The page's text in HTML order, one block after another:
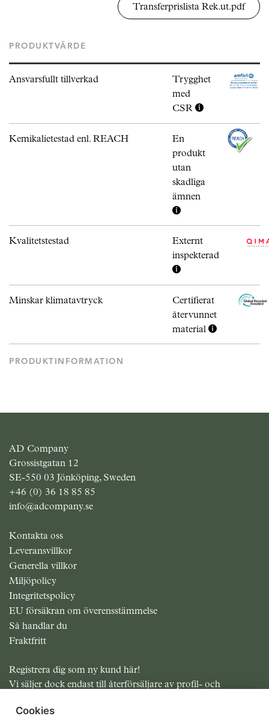
Transferprislista Rek.ut.pdf
PRODUKTVÄRDE
Ansvarsfullt tillverkad
Trygghet
med
CSR
Kemikalietestad enl. REACH
En
produkt
utan
skadliga
ämnen
Kvalitetstestad
Externt
inspekterad
Minskar klimatavtryck
Certifierat
återvunnet
material
PRODUKTINFORMATION
AD Company
Grossistgatan 12
SE-550 03 Jönköping, Sweden
+46 (0) 36 18 85 85
info@adcompany.se
Kontakta oss
Leveransvillkor
Generella villkor
Miljöpolicy
Integritetspolicy
EU försäkran om överensstämmelse
Så handlar du
Fraktfritt
Registrera dig som ny kund här!
Vi säljer dock endast till återförsäljare av profil- och
Cookies